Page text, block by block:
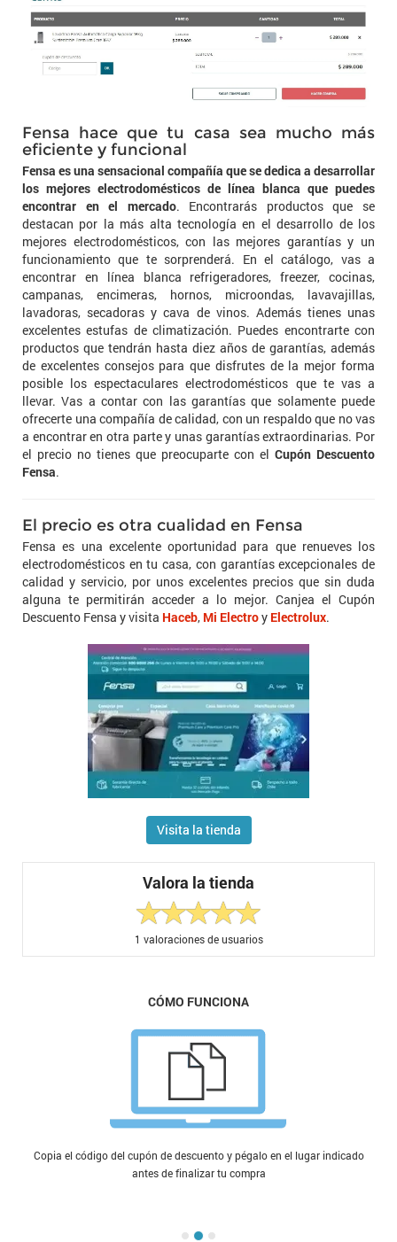
Fensa hace que tu casa sea mucho más
eficiente y funcional
Fensa es una sensacional compañía que se dedica a desarrollar
los mejores electrodomésticos de línea blanca que puedes
encontrar en el mercado. Encontrarás productos que se
destacan por la más alta tecnología en el desarrollo de los
mejores electrodomésticos, con las mejores garantías y un
funcionamiento que te sorprenderá. En el catálogo, vas a
encontrar en línea blanca refrigeradores, freezer, cocinas,
campanas, encimeras, hornos, microondas, lavavajillas,
lavadoras, secadoras y cava de vinos. Además tienes unas
excelentes estufas de climatización. Puedes encontrarte con
productos que tendrán hasta diez años de garantías, además
de excelentes consejos para que disfrutes de la mejor forma
posible los espectaculares electrodomésticos que te vas a
llevar. Vas a contar con las garantías que solamente puede
ofrecerte una compañía de calidad, con un respaldo que no vas
a encontrar en otra parte y unas garantías extraordinarias. Por
el precio no tienes que preocuparte con el Cupón Descuento
Fensa.
El precio es otra cualidad en Fensa
Fensa es una excelente oportunidad para que renueves los
electrodomésticos en tu casa, con garantías excepcionales de
calidad y servicio, por unos excelentes precios que sin duda
alguna te permitirán acceder a lo mejor. Canjea el Cupón
Descuento Fensa y visita Haceb, Mi Electroy Electrolux.
Visita la tienda
Valora la tienda
1 valoraciones de usuarios
CÓMO FUNCIONA
Copia el código del cupón de descuento y pégalo en el lugar indicado
antes de finalizar tu compra